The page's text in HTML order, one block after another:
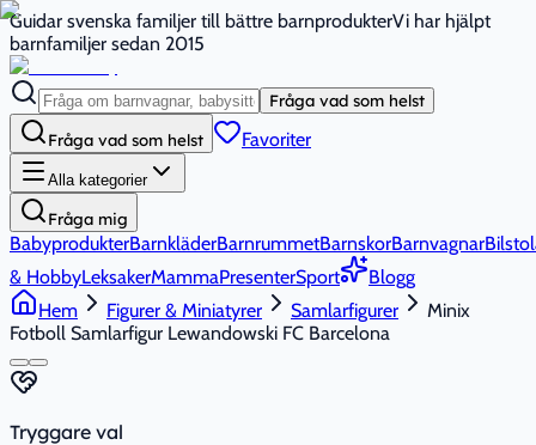
Guidar svenska familjer till bättre barnprodukterVi har hjälpt
barnfamiljer sedan 2015
Fråga vad som helst
Fråga vad som helst Favoriter
Alla kategorier
Fråga mig
BabyprodukterBarnkläderBarnrummetBarnskorBarnvagnar
& HobbyLeksakerMammaPresenterSport
Blogg
Hem
Figurer & Miniatyrer Samlarfigurer
Minix
Fotboll Samlarfigur Lewandowski FC Barcelona
Tryggare val